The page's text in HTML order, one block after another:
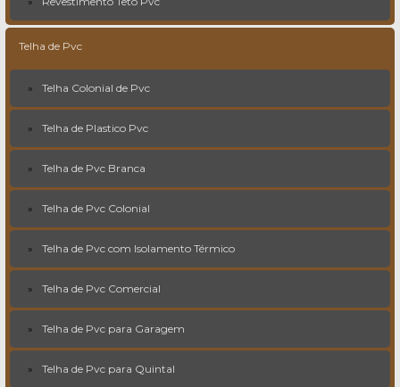
Telha de Pvc
Telha Colonial de Pvc
Telha de Plastico Pvc
Telha de Pvc Branca
Telha de Pvc Colonial
Telha de Pvc com Isolamento Térmico
Telha de Pvc Comercial
Telha de Pvc para Garagem
Telha de Pvc para Quintal